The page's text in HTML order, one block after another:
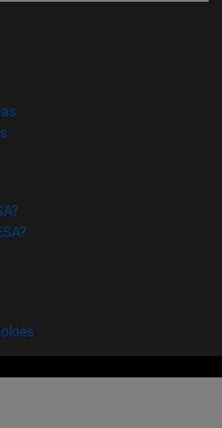
ventana)
(abre en nueva ventana)
(abre en nueva ventana)